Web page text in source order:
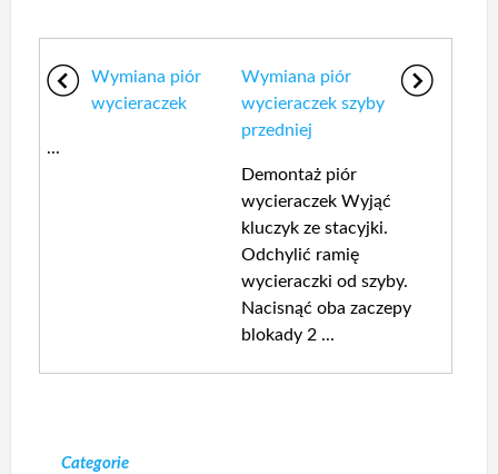
Wymiana piór
wycieraczek
...
Wymiana piór
wycieraczek szyby
przedniej
Demontaż piór
wycieraczek Wyjąć
kluczyk ze stacyjki.
Odchylić ramię
wycieraczki od szyby.
Nacisnąć oba zaczepy
blokady 2 ...
Categorie